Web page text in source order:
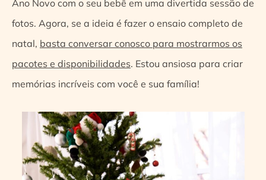
Ano Novo com o seu bebê em uma divertida sessão de
fotos. Agora, se a ideia é fazer o ensaio completo de
natal, basta conversar conosco para mostrarmos os
pacotes e disponibilidades. Estou ansiosa para criar
memórias incríveis com você e sua família!